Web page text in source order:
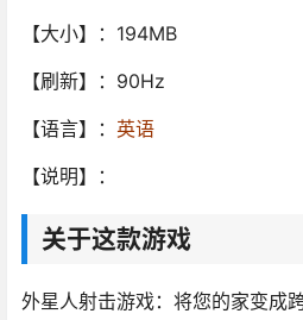
【大小】：194MB
【刷新】：90Hz
【语言】： 英语
【说明】：
关于这款游戏
外星人射击游戏：将您的家变成